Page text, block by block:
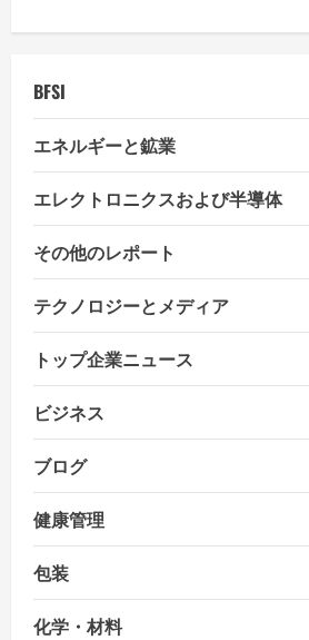
o
n
BFSI
エネルギーと鉱業
エレクトロニクスおよび半導体
その他のレポート
テクノロジーとメディア
トップ企業ニュース
ビジネス
ブログ
健康管理
包装
化学・材料